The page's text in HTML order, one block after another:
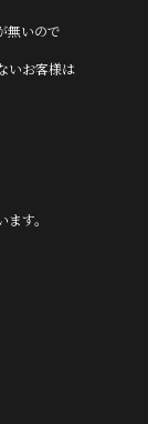
無いので
いお客様は
す。